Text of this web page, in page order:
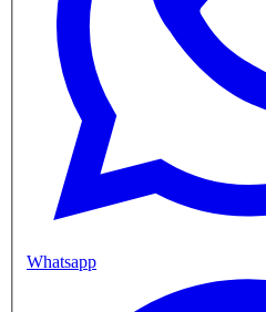
Whatsapp